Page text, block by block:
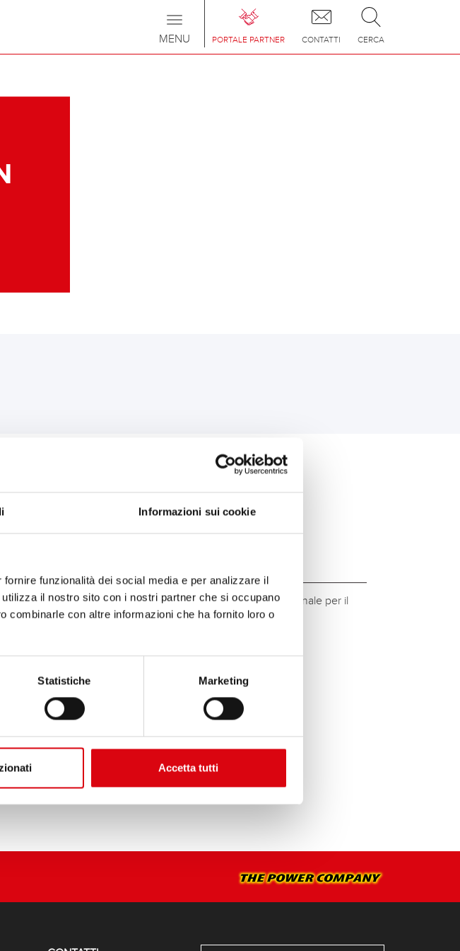
Informazioni sui cookie
funzionalità dei social media e per analizzare il
il nostro sito con i nostri partner che si occupano
combinarle con altre informazioni che ha fornito loro o
Statistiche Marketing
Accetta tutti
PORTALE PARTNER CONTATTI CERCA
Toggle
navigation
MENU
Banner PER TE:
Bull SLI
fiore all'occhiello della qualità del marchio Banner. Qualità originale per il
(OE).
Acquista questa batteria:
SERVIZIO DI VENDITA E INSTALLAZIONE >